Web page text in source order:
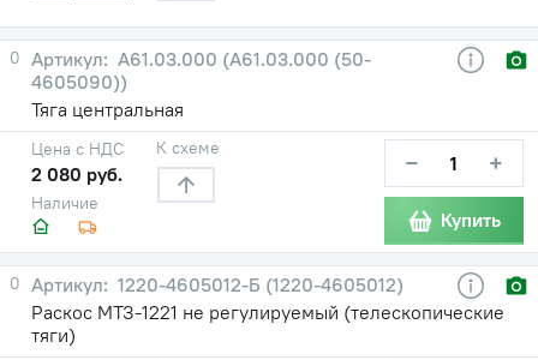
0
А61.03.000 (А61.03.000 (50-
4605090))
Тяга центральная
Наличие
Цена с НДС
2 080 руб.
К схеме − +
Купить
0
1220-4605012-Б (1220-4605012)
Раскос МТЗ-1221 не регулируемый (телескопические
тяги)